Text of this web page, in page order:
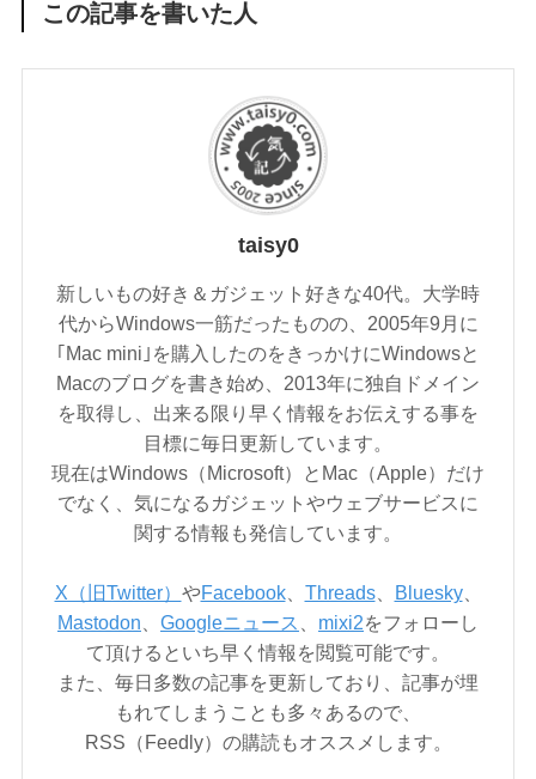
この記事を書いた人
taisy0
新しいもの好き＆ガジェット好きな40代。大学時
代からWindows一筋だったものの、2005年9月に
｢Mac mini｣を購入したのをきっかけにWindowsと
Macのブログを書き始め、2013年に独自ドメイン
を取得し、出来る限り早く情報をお伝えする事を
目標に毎日更新しています。
現在はWindows（Microsoft）とMac（Apple）だけ
でなく、気になるガジェットやウェブサービスに
関する情報も発信しています。
X（旧Twitter） やFacebook、 Threads、 Bluesky、
Mastodon
Googleニュース mixi2をフォローし
て頂けるといち早く情報を閲覧可能です。
また、毎日多数の記事を更新しており、記事が埋
もれてしまうことも多々あるので、
RSS（Feedly）の購読もオススメします。